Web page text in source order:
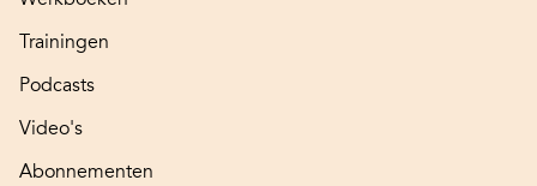
Trainingen
Podcasts
Video's
Abonnementen